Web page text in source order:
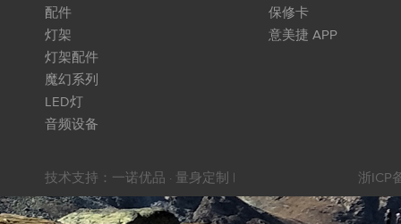
配件
灯架
灯架配件
魔幻系列
LED灯
音频设备
保修卡
意美捷 APP
技术支持： 一诺优品 · 量身定制 | 浙ICP